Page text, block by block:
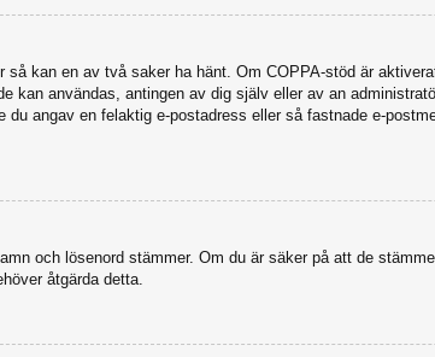
kan en av två saker ha hänt. Om COPPA-stöd är
användas, antingen av dig själv eller av an
angav en felaktig e-postadress eller så fastnade e-
och lösenord stämmer. Om du är säker på att de
åtgärda detta.